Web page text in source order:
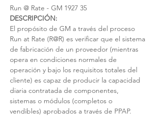
Run @ Rate - GM 1927 35
DESCRIPCIÓN:
El propósito de GM a través del proceso
Run at Rate (R@R) es verificar que el sistema
de fabricación de un proveedor (mientras
opera en condiciones normales de
operación y bajo los requisitos totales del
cliente) es capaz de producir la capacidad
diaria contratada de componentes,
sistemas o módulos (completos o
vendibles) aprobados a través de PPAP.